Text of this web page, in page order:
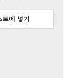
트에 넣기